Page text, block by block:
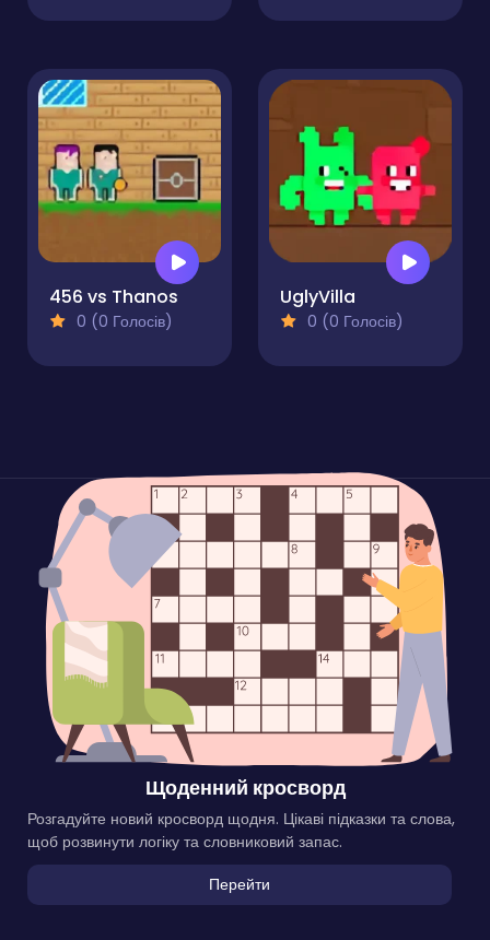
456 vs Thanos
0 (0 Голосів)
UglyVilla
0 (0 Голосів)
Щоденний кросворд
Розгадуйте новий кросворд щодня. Цікаві підказки та слова,
щоб розвинути логіку та словниковий запас.
Перейти